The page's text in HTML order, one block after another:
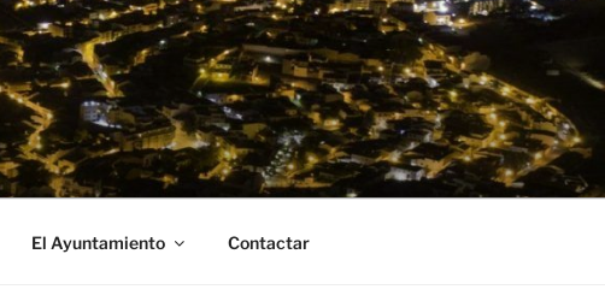
El Ayuntamiento Contactar